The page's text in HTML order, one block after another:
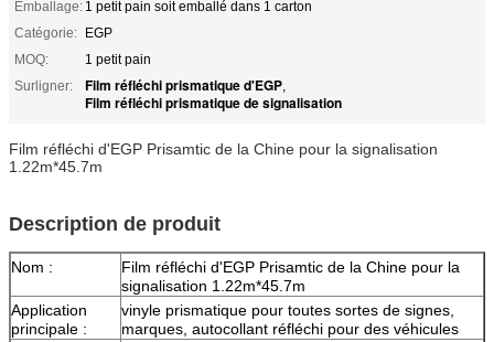
Emballage: 1 petit pain soit emballé dans 1 carton
Catégorie: EGP
MOQ:
1 petit pain
Surligner:
Film réfléchi prismatique d'EGP,
Film réfléchi prismatique de signalisation
Film réfléchi d'EGP Prisamtic de la Chine pour la signalisation
1.22m*45.7m
Description de produit
Nom :
Film réfléchi d'EGP Prisamtic de la Chine pour la
signalisation 1.22m*45.7m
Application
principale :
vinyle prismatique pour toutes sortes de signes,
marques, autocollant réfléchi pour des véhicules